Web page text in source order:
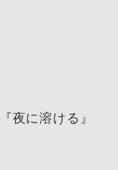
夜に溶ける』